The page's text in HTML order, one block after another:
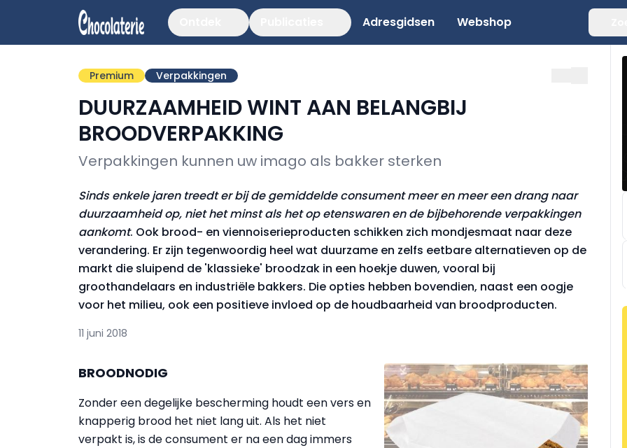
Adresgidsen Webshop
Premium Verpakkingen
DUURZAAMHEID WINT AAN BELANGBIJ
BROODVERPAKKING
Verpakkingen kunnen uw imago als bakker sterken
Sinds enkele jaren treedt er bij de gemiddelde consument meer en meer een drang naar
duurzaamheid op, niet het minst als het op etenswaren en de bijbehorende verpakkingen
aankomt. Ook brood- en viennoiserieproducten schikken zich mondjesmaat naar deze
verandering. Er zijn tegenwoordig heel wat duurzame en zelfs eetbare alternatieven op de
markt die sluipend de 'klassieke' broodzak in een hoekje duwen, vooral bij
groothandelaars en industriële bakkers. Die opties hebben bovendien, naast een oogje
voor het milieu, ook een positieve invloed op de houdbaarheid van broodproducten.
11 juni 2018
BROODNODIG
Zonder een degelijke bescherming houdt een vers en
knapperig brood het niet lang uit. Als het niet
verpakt is, is de consument er na een dag immers